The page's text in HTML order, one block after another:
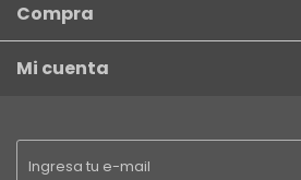
Compra
Mi cuenta